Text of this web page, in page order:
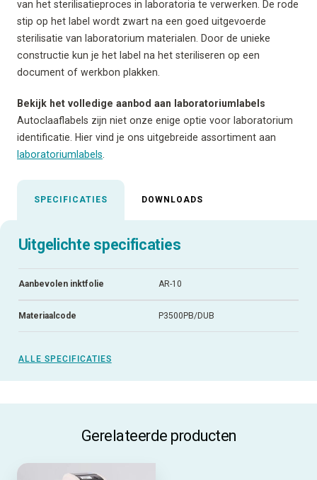
van het sterilisatieproces in laboratoria te verwerken. De rode
stip op het label wordt zwart na een goed uitgevoerde
sterilisatie van laboratorium materialen. Door de unieke
constructie kun je het label na het steriliseren op een
document of werkbon plakken.
Bekijk het volledige aanbod aan laboratoriumlabels
Autoclaaflabels zijn niet onze enige optie voor laboratorium
identificatie. Hier vind je ons uitgebreide assortiment aan
laboratoriumlabels
SPECIFICATIES DOWNLOADS
Uitgelichte specificaties
Aanbevolen inktfolie AR-10
Materiaalcode P3500PB/DUB
ALLE SPECIFICATIES
Gerelateerde producten